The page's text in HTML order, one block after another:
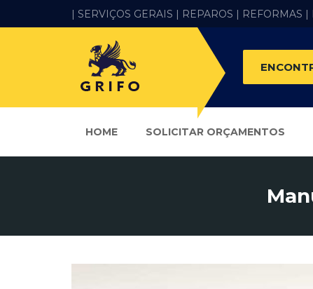
| SERVIÇOS GERAIS | REPAROS | REFORMAS |
HOME SOLICITAR ORÇAMENTOS